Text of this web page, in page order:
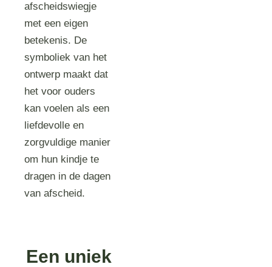
afscheidswiegje
met een eigen
betekenis. De
symboliek van het
ontwerp maakt dat
het voor ouders
kan voelen als een
liefdevolle en
zorgvuldige manier
om hun kindje te
dragen in de dagen
van afscheid.
Een uniek